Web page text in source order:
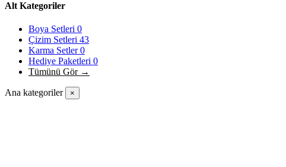
Alt Kategoriler
Boya Setleri 0
Çizim Setleri 43
Karma Setler0
Hediye Paketleri 0
Tümünü Gör →
Ana kategoriler ×